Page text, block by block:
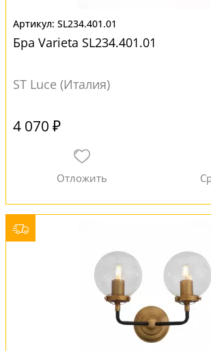
SL234.401.01
Бра Varieta SL234.401.01
ST Luce (Италия)
4 070 ₽